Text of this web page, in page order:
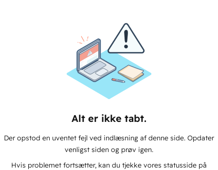
Alt er ikke tabt.
Der opstod en uventet fejl ved indlæsning af denne side. Opdater
venligst siden og prøv igen.
Hvis problemet fortsætter, kan du tjekke vores statusside på